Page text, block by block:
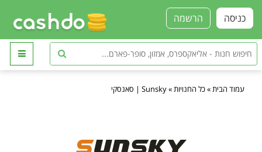
הרשמה כניסה
עמוד הבית »כל החנויות »Sunsky | סאנסקי